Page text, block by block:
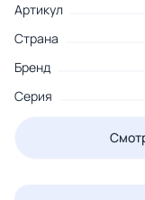
Артикул
Страна
Бренд
Серия